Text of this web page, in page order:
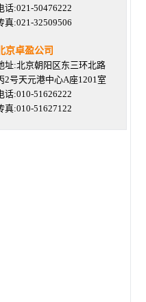
话:021-50476222
真:021-32509506
京卓盈公司
址:北京朝阳区东三环北路
2号天元港中心A座1201室
话:010-51626222
真:010-51627122